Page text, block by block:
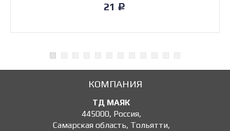
21 Р
КОМПАНИЯ
ТД МАЯК
445000, Россия,
Самарская область, Тольятти,